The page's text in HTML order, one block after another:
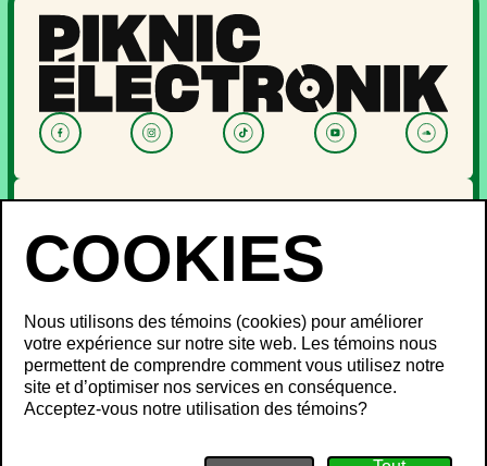
PROGRAMMATION
OFF PIKNIC
PASSES ET BILLETS
LE FESTIVAL
À propos
Partenaires
Mot des ministres
INFOS FESTIVALIERS
Nous utilisons des témoins (cookies) pour améliorer
votre expérience sur notre site web. Les témoins nous
permettent de comprendre comment vous utilisez notre
site et d’optimiser nos services en conséquence.
Acceptez-vous notre utilisation des témoins?